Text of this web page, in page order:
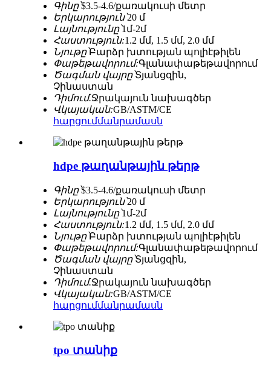
Գինը՝$3.5-4.6/քառակուսի մետր
Երկարություն՝20 մ
Լայնությունը՝1մ-2մ
Հաստություն:1.2 մմ, 1.5 մմ, 2.0 մմ
Նյութը՝Բարձր խտության պոլիէթիլեն
Փաթեթավորում:Գլանափաթեթավորում
Ծագման վայրը՝Տյանցզին, ​​
Չինաստան
Դիմում.Ջրակայուն նախագծեր
Վկայական:GB/ASTM/CE
հարցումմանրամասն
hdpe թաղանթային թերթ
Գինը՝$3.5-4.6/քառակուսի մետր
Երկարություն՝20 մ
Լայնությունը՝1մ-2մ
Հաստություն:1.2 մմ, 1.5 մմ, 2.0 մմ
Նյութը՝Բարձր խտության պոլիէթիլեն
Փաթեթավորում:Գլանափաթեթավորում
Ծագման վայրը՝Տյանցզին, ​​
Չինաստան
Դիմում.Ջրակայուն նախագծեր
Վկայական:GB/ASTM/CE
հարցումմանրամասն
tpo տանիք